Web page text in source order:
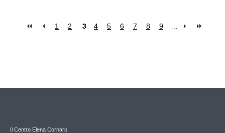
1 2 3 4 5 6 7 8 9 …
Il Centro Elena Cornaro